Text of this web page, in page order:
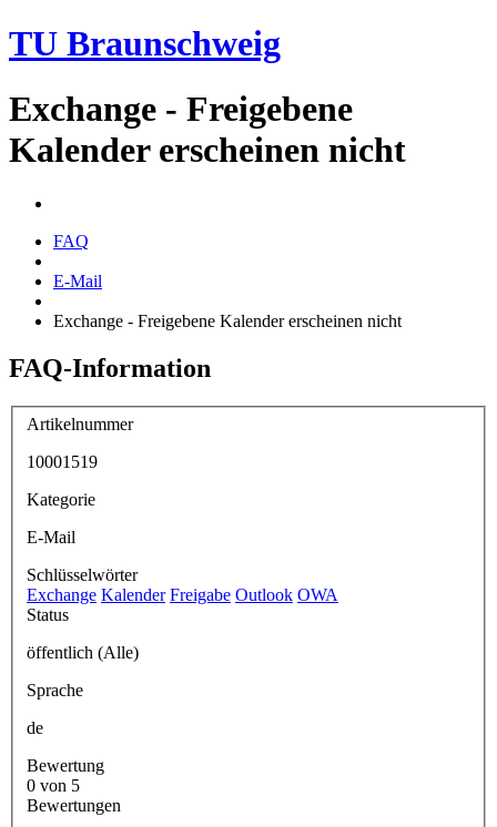
TU Braunschweig
Exchange - Freigebene
Kalender erscheinen nicht
FAQ
E-Mail
Exchange - Freigebene Kalender erscheinen nicht
FAQ-Information
Artikelnummer
10001519
Kategorie
E-Mail
Schlüsselwörter
Exchange Kalender Freigabe Outlook OWA
Status
öffentlich (Alle)
Sprache
de
Bewertung
0 von 5
Bewertungen